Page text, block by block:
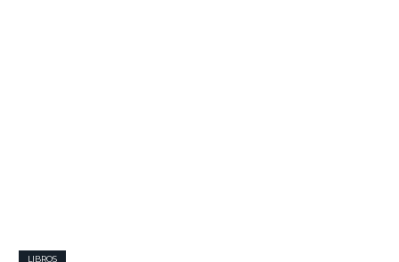
LIBROS